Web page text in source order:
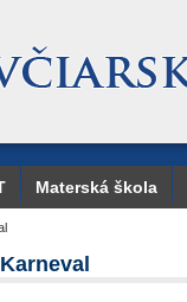
Materská škola